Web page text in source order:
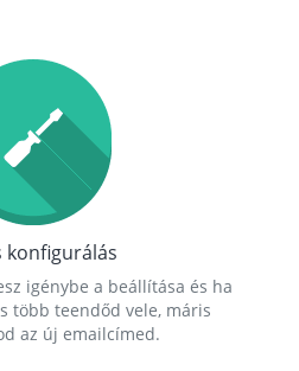
konfigurálás
igénybe a beállítása és ha
több teendőd vele, máris
az új emailcímed.